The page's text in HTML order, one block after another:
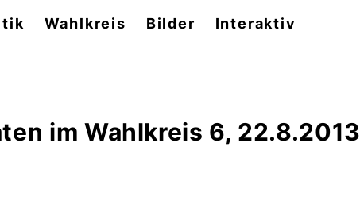
Wahlkreis Bilder Interaktiv
im Wahlkreis 6, 22.8.2013